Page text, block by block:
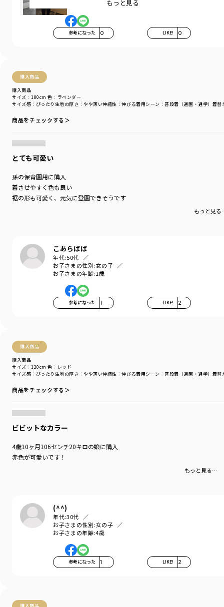
参考になった 0 LIKE! 0
購入商品
購入商品
サイズ感 ：ぴったり 生地の厚さ ：やや薄い伸縮性 ：伸びる着用シーン ：普段着（通園・通学） 着替
サイズ：100cm 色：ラベンダー
商品をチェックする＞
とても可愛い
孫の保育園用に購入
着させやすく色も良い
裾の形も可愛く、元気に登園できそうです
もっと見
こあらばば
年代:50代
お子さまの性別:女の子
お子さまの年齢:1歳
参考になった 1 LIKE! 2
購入商品
購入商品
サイズ感 ：ぴったり 生地の厚さ ：やや薄い伸縮性 ：伸びる着用シーン ：普段着（通園・通学） 着替
サイズ：120cm 色：レッド
商品をチェックする＞
ビビットなカラー
4歳10ヶ月106センチ20キロの娘に購入
赤色が可愛いです！
もっと見る…
(^^)
年代:30代
お子さまの性別:女の子
お子さまの年齢:4歳
参考になった 1 LIKE! 2
コーデに華やかさをプラス
普段使いからお出かけまで、シーンを問わず
大活躍してくれるアイテムです
-----
透け感：なし
伸縮性：あり
着用イメージ/カラー：サックス
モデル：身長108.0cm 体重18kg
ブランド
シーズン
カテゴリ
カラー
／パープル
もっと見る